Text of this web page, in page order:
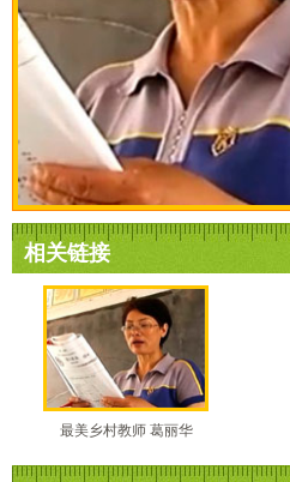
相关链接
最美乡村教师 葛丽华